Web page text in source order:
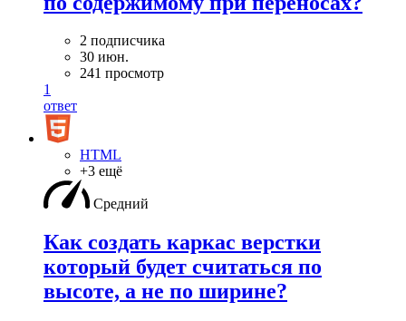
2 подписчика
30 июн.
241 просмотр
1
ответ
HTML
+3 ещё
Средний
Как создать каркас верстки
который будет считаться по
высоте, а не по ширине?